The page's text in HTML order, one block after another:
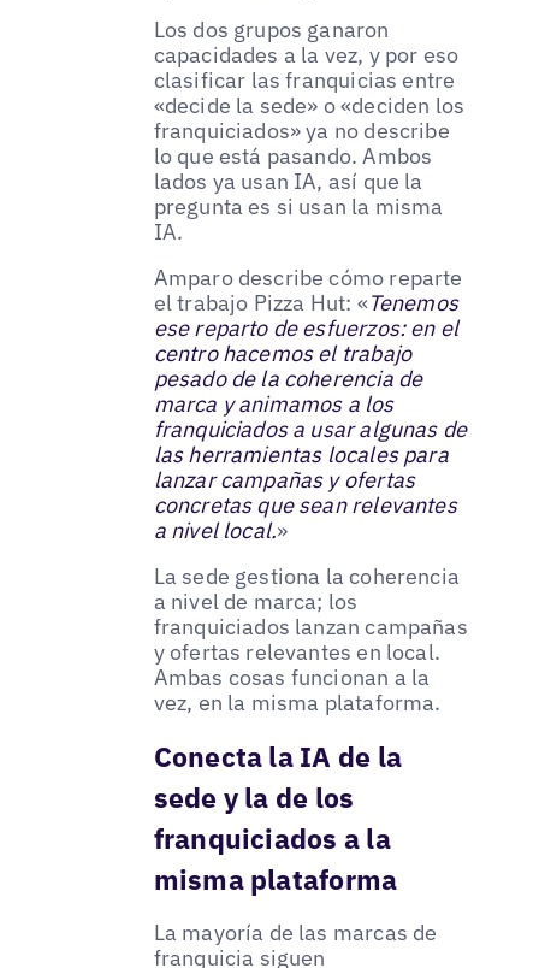
Los dos grupos ganaron
capacidades a la vez, y por eso
clasificar las franquicias entre
«decide la sede» o «deciden los
franquiciados» ya no describe
lo que está pasando. Ambos
lados ya usan IA, así que la
pregunta es si usan la misma
IA.
Amparo describe cómo reparte
el trabajo Pizza Hut: «Tenemos
ese reparto de esfuerzos: en el
centro hacemos el trabajo
pesado de la coherencia de
marca y animamos a los
franquiciados a usar algunas de
las herramientas locales para
lanzar campañas y ofertas
concretas que sean relevantes
a nivel local.»
La sede gestiona la coherencia
a nivel de marca; los
franquiciados lanzan campañas
y ofertas relevantes en local.
Ambas cosas funcionan a la
vez, en la misma plataforma.
Conecta la IA de la
sede y la de los
franquiciados a la
misma plataforma
La mayoría de las marcas de
franquicia siguen